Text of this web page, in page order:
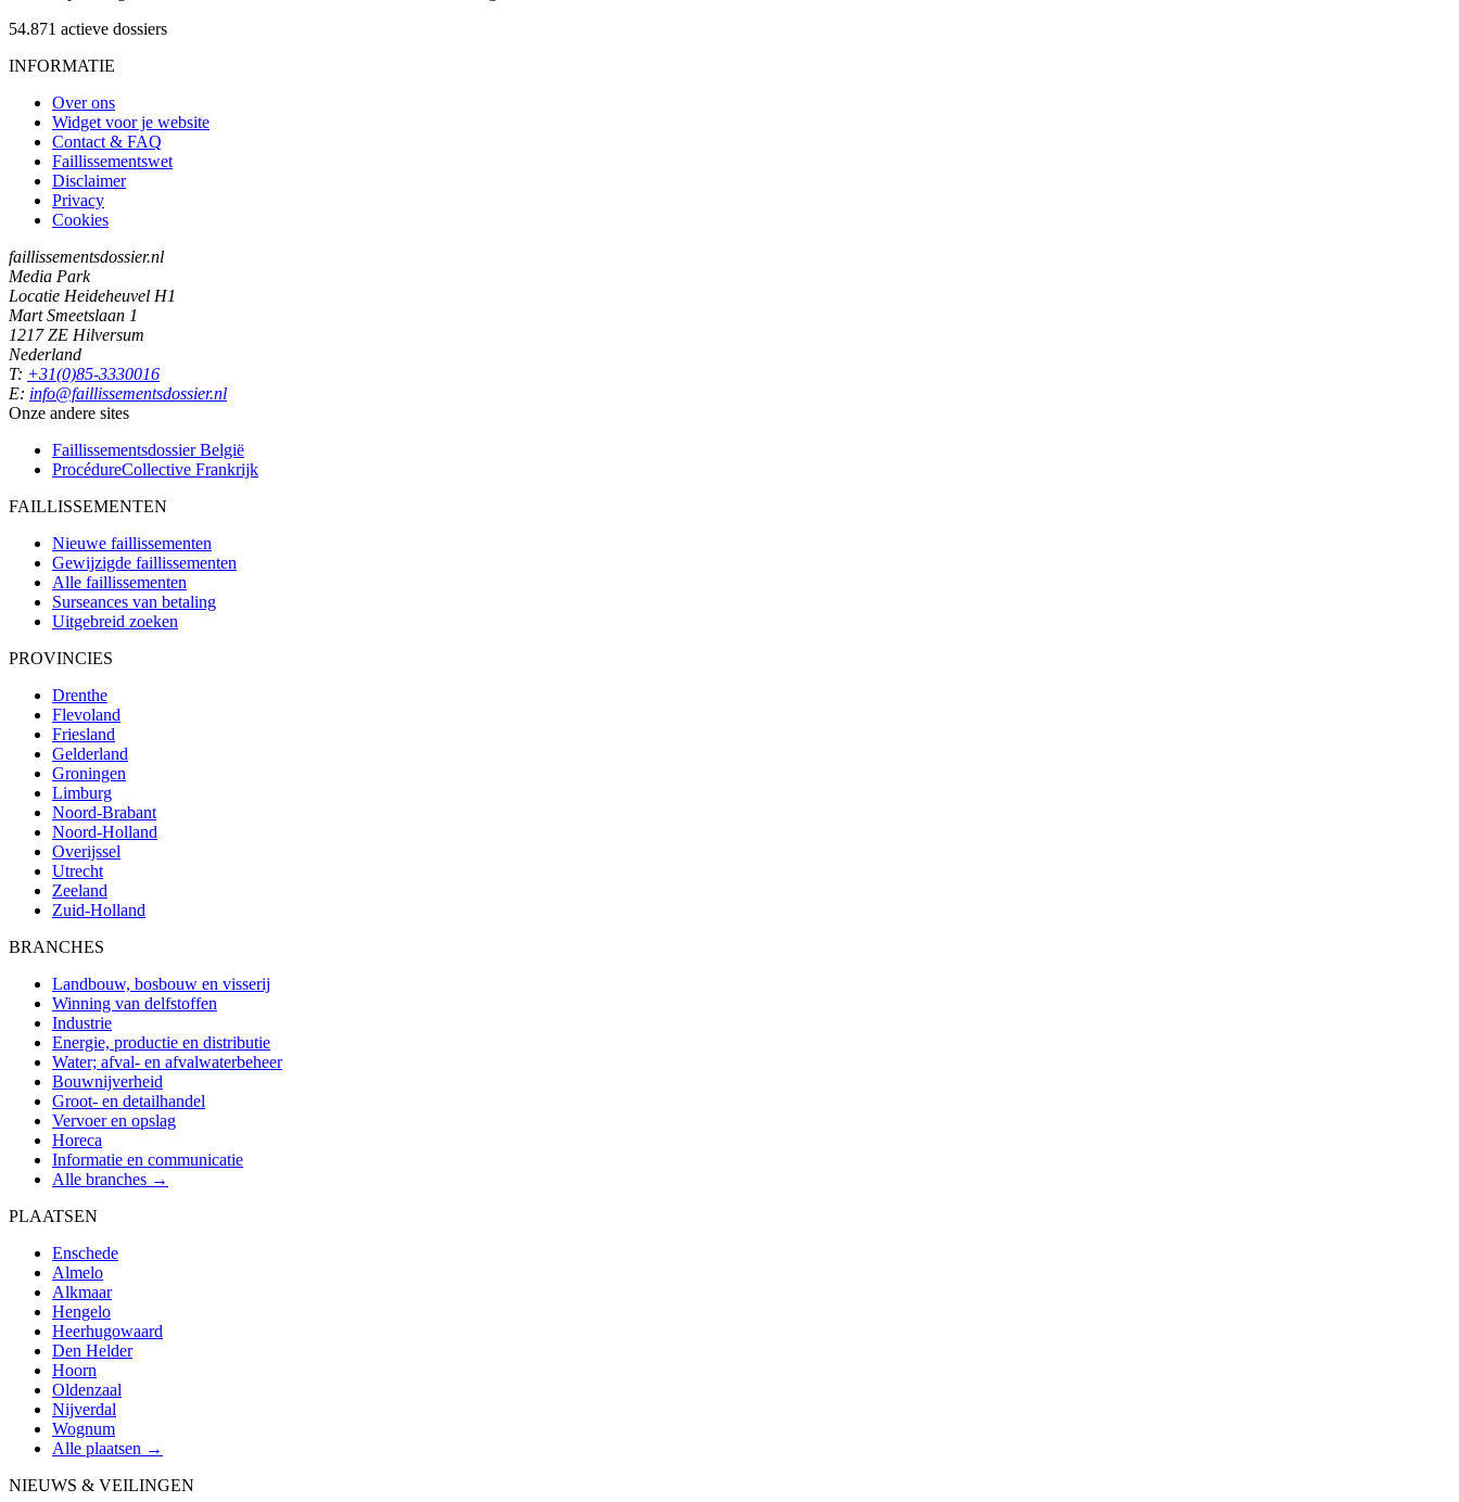
54.871 actieve dossiers
INFORMATIE
Over ons
Widget voor je website
Contact & FAQ
Faillissementswet
Disclaimer
Privacy
Cookies
faillissementsdossier.nl
Media Park
Locatie Heideheuvel H1
Mart Smeetslaan 1
1217 ZE Hilversum
Nederland
T: +31(0)85-3330016
E: info@faillissementsdossier.nl
Onze andere sites
Faillissementsdossier België
ProcédureCollective Frankrijk
FAILLISSEMENTEN
Nieuwe faillissementen
Gewijzigde faillissementen
Alle faillissementen
Surseances van betaling
Uitgebreid zoeken
PROVINCIES
Drenthe
Flevoland
Friesland
Gelderland
Groningen
Limburg
Noord-Brabant
Noord-Holland
Overijssel
Utrecht
Zeeland
Zuid-Holland
BRANCHES
Landbouw, bosbouw en visserij
Winning van delfstoffen
Industrie
Energie, productie en distributie
Water; afval- en afvalwaterbeheer
Bouwnijverheid
Groot- en detailhandel
Vervoer en opslag
Horeca
Informatie en communicatie
Alle branches →
PLAATSEN
Enschede
Almelo
Alkmaar
Hengelo
Heerhugowaard
Den Helder
Hoorn
Oldenzaal
Nijverdal
Wognum
Alle plaatsen →
NIEUWS & VEILINGEN